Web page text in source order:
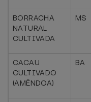
BORRACHA
NATURAL
CULTIVADA
MS
CACAU
CULTIVADO
(AMÊNDOA)
BA